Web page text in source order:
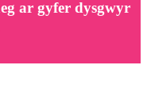
ar gyfer dysgwyr